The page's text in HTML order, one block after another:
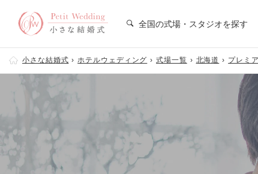
全国の式場・スタジオを探す
小さな結婚式 ホテルウェディング 式場一覧 北海道 プレミ